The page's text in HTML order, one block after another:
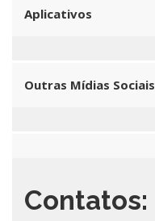
Aplicativos
Outras Mídias Sociais
Contatos: